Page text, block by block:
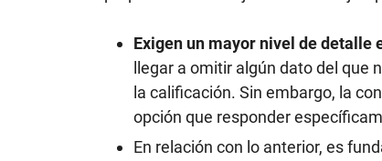
Exigen un mayor nivel de detalle
llegar a omitir algún dato del que
la calificación. Sin embargo, la
opción que responder
En relación con lo anterior, es